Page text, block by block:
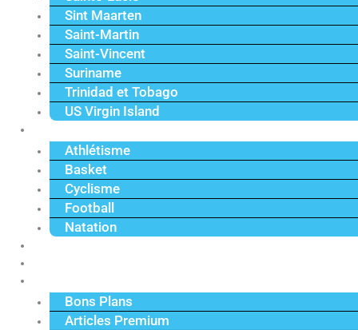
Sint Maarten
Saint-Martin
Saint-Vincent
Suriname
Trinidad et Tobago
US Virgin Island
Athlétisme
Basket
Cyclisme
Football
Natation
Bons Plans
Articles Premium